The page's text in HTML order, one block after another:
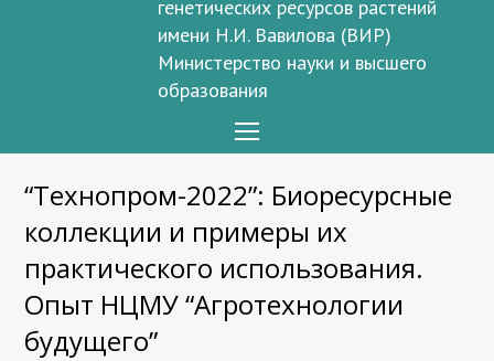
генетических ресурсов растений
имени Н.И. Вавилова (ВИР)
Министерство науки и высшего
образования
Menu
“Технопром-2022”: Биоресурсные
коллекции и примеры их
практического использования.
Опыт НЦМУ “Агротехнологии
будущего”